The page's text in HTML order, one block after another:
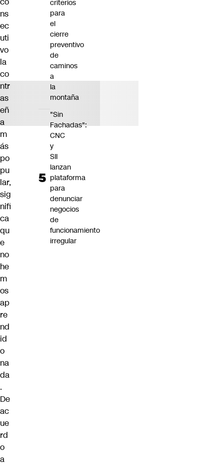
ns
ec
uti
vo
la
co
ntr
as
eñ
a
m
ás
po
pu
lar,
sig
nifi
ca
qu
e
no
he
m
os
ap
re
nd
id
o
na
da
.
De
ac
ue
rd
o
a
criterios
para
el
cierre
preventivo
de
caminos
a
la
montaña
"Sin
Fachadas":
CNC
y
SII
lanzan
plataforma
para
denunciar
negocios
de
funcionamiento
irregular